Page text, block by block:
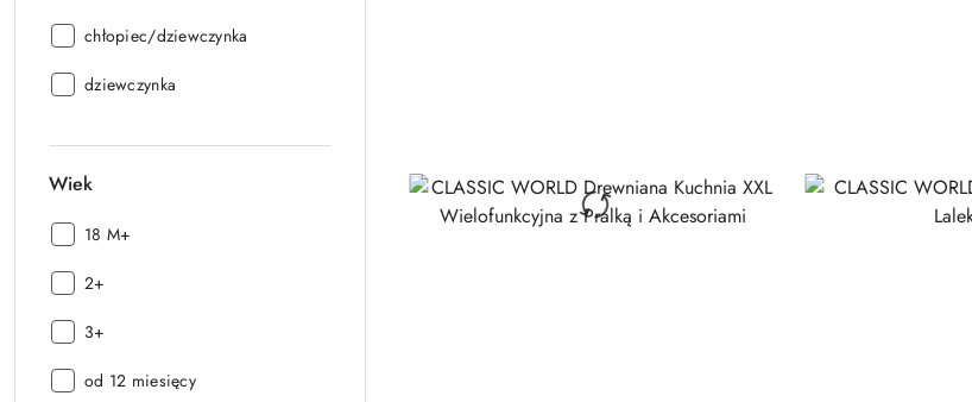
Płeć:
chłopiec/dziewczynka
Płeć:
dziewczynka
Wiek
Wiek:
18 M+
Wiek:
2+
Wiek:
3+
Wiek:
od 12 miesięcy